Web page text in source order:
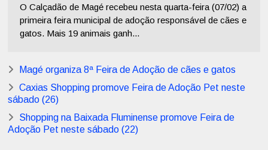
O Calçadão de Magé recebeu nesta quarta-feira (07/02) a
primeira feira municipal de adoção responsável de cães e
gatos. Mais 19 animais ganh...
Magé organiza 8ª Feira de Adoção de cães e gatos
Caxias Shopping promove Feira de Adoção Pet neste
sábado (26)
Shopping na Baixada Fluminense promove Feira de
Adoção Pet neste sábado (22)